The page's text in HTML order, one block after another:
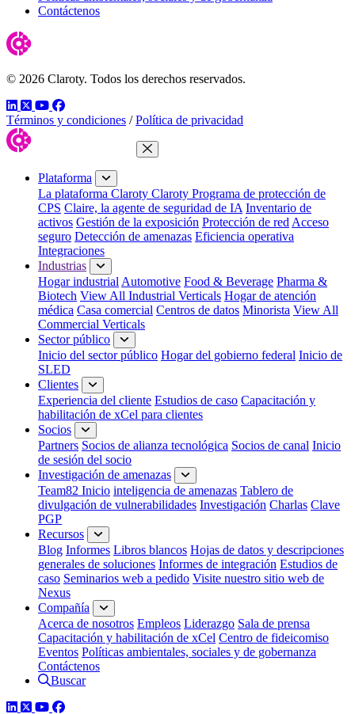
Contáctenos
© 2026 Claroty. Todos los derechos reservados.
LinkedIn
TwitterYouTube
Facebook
Términos y condiciones / Política de privacidad
Cerrar menú
Plataforma
La plataforma Claroty Claroty Programa de protección de
CPS Claire, la agente de seguridad de IA Inventario de
activos Gestión de la exposición Protección de red Acceso
seguro Detección de amenazas Eficiencia operativa
Integraciones
Industrias
Hogar industrial Automotive Food & Beverage Pharma &
Biotech View All Industrial Verticals Hogar de atención
médica Casa comercial Centros de datos Minorista View All
Commercial Verticals
Sector público
Inicio del sector público Hogar del gobierno federal Inicio de
SLED
Clientes
Experiencia del cliente Estudios de caso Capacitación y
habilitación de xCel para clientes
Socios
Partners Socios de alianza tecnológica Socios de canal Inicio
de sesión del socio
Investigación de amenazas
Team82 Inicio inteligencia de amenazas Tablero de
divulgación de vulnerabilidades Investigación Charlas Clave
PGP
Recursos
Blog Informes Libros blancos Hojas de datos y descripciones
generales de soluciones Informes de integración Estudios de
caso Seminarios web a pedido Visite nuestro sitio web de
Nexus
Compañía
Acerca de nosotros Empleos Liderazgo Sala de prensa
Capacitación y habilitación de xCel Centro de fideicomiso
Eventos Políticas ambientales, sociales y de gobernanza
Contáctenos
Buscar
LinkedIn
TwitterYouTube
Facebook